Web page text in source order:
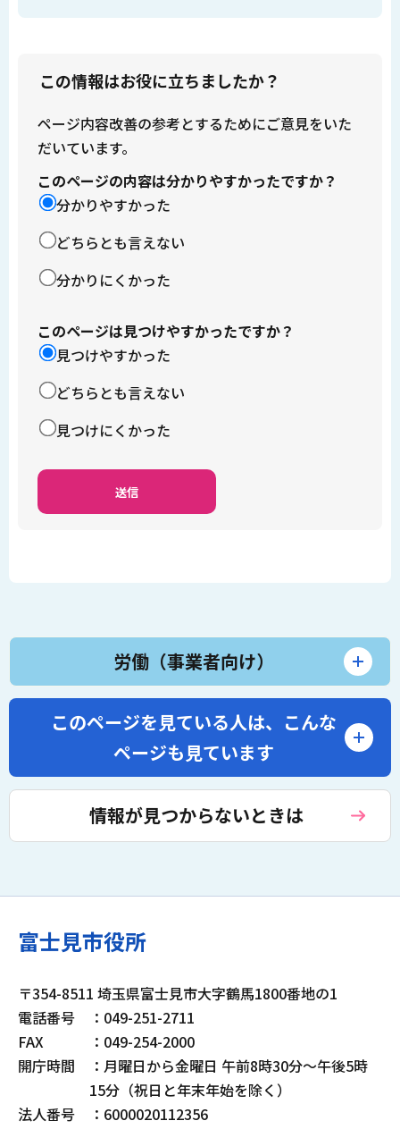
この情報はお役に立ちましたか？
ページ内容改善の参考とするためにご意見をいた
だいています。
このページの内容は分かりやすかったですか？
分かりやすかった
どちらとも言えない
分かりにくかった
このページは見つけやすかったですか？
見つけやすかった
どちらとも言えない
見つけにくかった
労働（事業者向け）
このページを見ている人は、 こんな
ページも見ています
情報が見つからないときは
富士見市役所
〒354-8511 埼玉県富士見市大字鶴馬1800番地の1
電話番号
：049-251-2711
FAX
：049-254-2000
開庁時間
：月曜日から金曜日 午前8時30分～午後5時
15分（祝日と年末年始を除く）
法人番号
：6000020112356